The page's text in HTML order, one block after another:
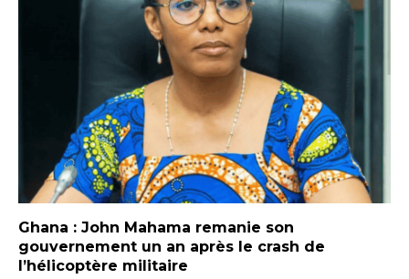
Ghana : John Mahama remanie son
gouvernement un an après le crash de
l’hélicoptère militaire